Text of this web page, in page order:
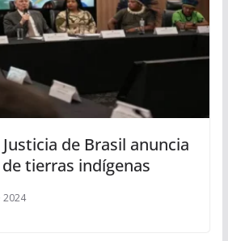
de Brasil anuncia
tierras indígenas
2024